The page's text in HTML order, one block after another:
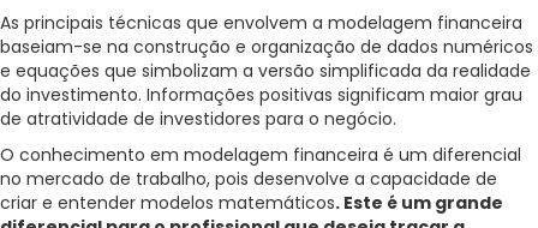
As principais técnicas que envolvem a modelagem financeira
baseiam-se na construção e organização de dados numéricos
e equações que simbolizam a versão simplificada da realidade
do investimento. Informações positivas significam maior grau
de atratividade de investidores para o negócio.
O conhecimento em modelagem financeira é um diferencial
no mercado de trabalho, pois desenvolve a capacidade de
criar e entender modelos matemáticos. Este é um grande